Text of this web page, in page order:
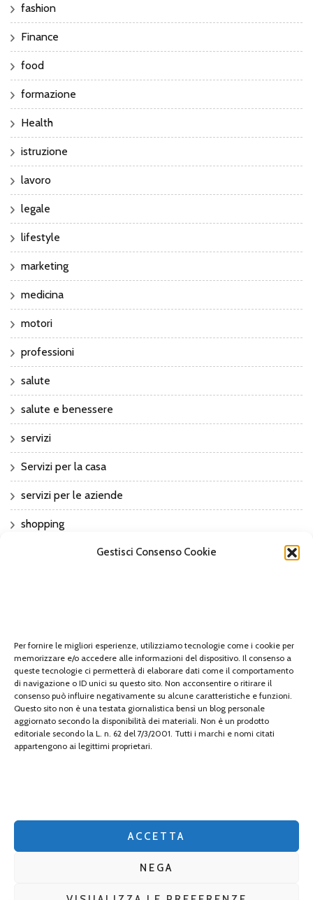
Gestisci Consenso Cookie
Per fornire le migliori esperienze, utilizziamo tecnologie come i cookie per
memorizzare e/o accedere alle informazioni del dispositivo. Il consenso a
queste tecnologie ci permetterà di elaborare dati come il comportamento
di navigazione o ID unici su questo sito. Non acconsentire o ritirare il
consenso può influire negativamente su alcune caratteristiche e funzioni.
Questo sito non è una testata giornalistica bensì un blog personale
aggiornato secondo la disponibilità dei materiali. Non è un prodotto
editoriale secondo la L. n. 62 del 7/3/2001. Tutti i marchi e nomi citati
appartengono ai legittimi proprietari.
ACCETTA
NEGA
fashion
Finance
food
formazione
Health
istruzione
lavoro
legale
lifestyle
marketing
medicina
motori
professioni
salute
salute e benessere
servizi
Servizi per la casa
servizi per le aziende
shopping
travel
Uncategorized
viaggi
web